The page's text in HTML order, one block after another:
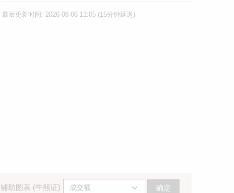
最后更新时间: 2026-08-06 11:05 (15分钟延迟)
辅助图表 (牛熊证) 确定